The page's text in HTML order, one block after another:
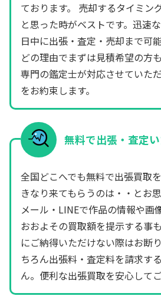
ております。 売却するタイミン
と思った時がベストです。迅速
日中に出張・査定・売却まで可
どの理由でまずは見積希望の方
専門の鑑定士が対応させていた
をお約束します。
無料で出張・査定い
全国どこへでも無料で出張買取
きなり来てもらうのは・・とお
メール・LINEで作品の情報や画
おおよその買取額を提示する事
にご納得いただけない際はお断
ちろん出張料・査定料を請求す
ん。便利な出張買取を安心して